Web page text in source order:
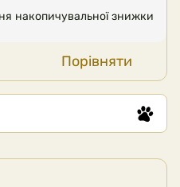
накопичувальної знижки
Порівняти